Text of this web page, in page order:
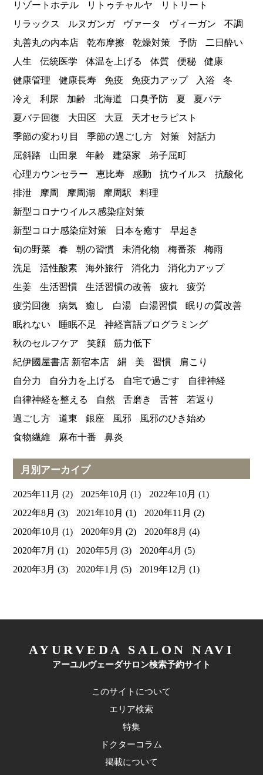
リゾートホテル
リトゥチャルヤ
リトリート
リラックス
ルヌガンガ ヴァータ ヴィーガン
不調
丸善丸の内本店
乾布摩擦 乾燥対策 予防
二日酔い
人生
伝統医学 体温を上げる 体質 便秘
健康
健康管理
健康長寿 免疫 免疫力アップ 入浴
冬
冷え
利尿 加齢 北海道 口臭予防 夏
夏バテ
夏バテ回復
大田区 大豆
天才セラピスト
季節の変わり目
季節の過ごし方 対策
対話力
屈斜路
山田泉 年齢 建築家
弟子屈町
心理カウンセラー
恵比寿 感動 抗ウイルス
抗酸化
排泄
摩周 摩周湖 摩周駅
料理
新型コロナウイルス感染症対策
新型コロナ感染症対策
日本を癒す
早起き
旬の野菜
春 朝の習慣 未消化物 梅番茶
梅雨
洗足
活性酸素 海外旅行 消化力
消化力アップ
生姜
生活習慣 生活習慣の改善 疲れ
疲労
疲労回復
病気 癒し 白湯 白湯習慣
眠りの質改善
眠れない
睡眠不足
神経言語プログラミング
秋のセルフケア
笑顔
筋力低下
紀伊國屋書店 新宿本店
絹 美 習慣
肩こり
自分力
自分力を上げる 自宅で過ごす
自律神経
自律神経を整える
自然 舌磨き 舌苔
若返り
過ごし方
道東 銀座 風邪
風邪のひき始め
食物繊維
麻布十番 鼻炎
月別アーカイブ
2025年11月 (2) 2025年10月 (1) 2022年10月 (1)
2022年8月 (3) 2021年10月 (1) 2020年11月 (2)
2020年10月 (1) 2020年9月 (2) 2020年8月 (4)
2020年7月 (1) 2020年5月 (3) 2020年4月 (5)
2020年3月 (3) 2020年1月 (5) 2019年12月 (1)
AYURVEDA SALON NAVI
アーユルヴェーダサロン検索予約サイト
このサイトについて
エリア検索
特集
ドクターコラム
掲載について